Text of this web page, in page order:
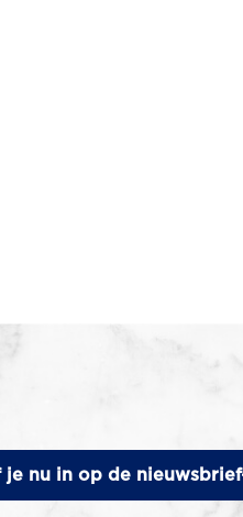
je nu in op de nieuwsbrief